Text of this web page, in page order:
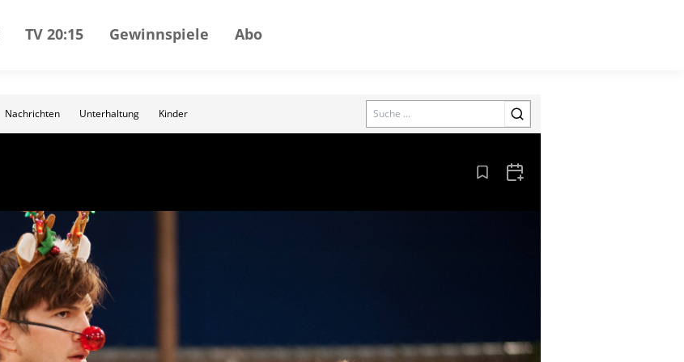
TV 20:15 Gewinnspiele Abo
Nachrichten Unterhaltung Kinder Search
Aus den Lesezeichen entfernen
Zum Kalender hinzufügen